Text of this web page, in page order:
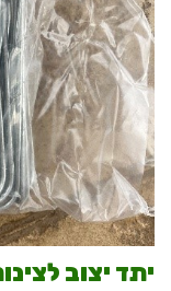
יתד יצוב לצינור